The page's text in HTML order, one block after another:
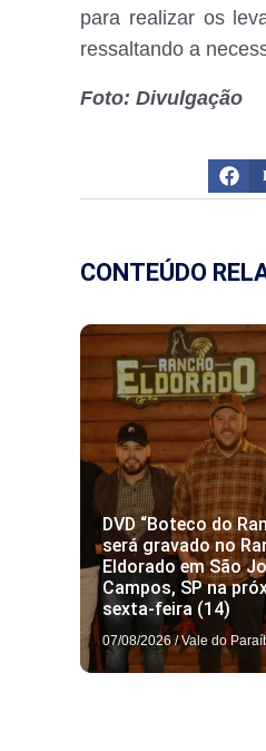
para realizar os
ressaltando a
Foto: Divulgação
CONTEÚDO
DVD “Boteco do
será gravado no
Eldorado em São
Campos, SP na
sexta-feira (14)
07/08/2026 / Vale do